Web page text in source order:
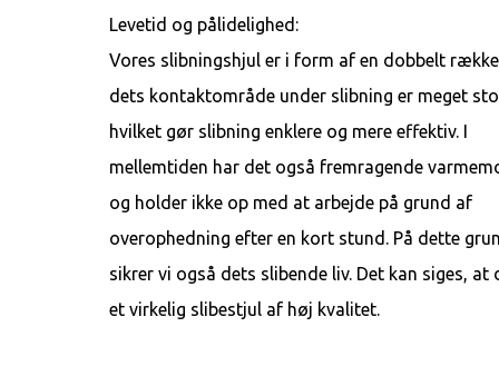
Levetid og pålidelighed:
Vores slibningshjul er i form af en dobbelt
dets kontaktområde under slibning er meget
hvilket gør slibning enklere og mere effektiv. I
mellemtiden har det også fremragende
og holder ikke op med at arbejde på grund af
overophedning efter en kort stund. På dette
sikrer vi også dets slibende liv. Det kan siges, at
et virkelig slibestjul af høj kvalitet.